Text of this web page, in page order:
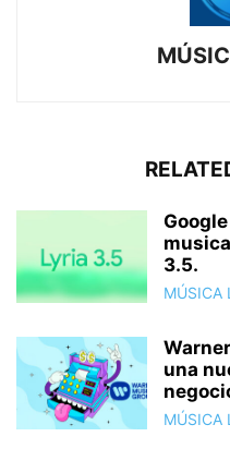
3.5.
MÚSICA
una
MÚSICA